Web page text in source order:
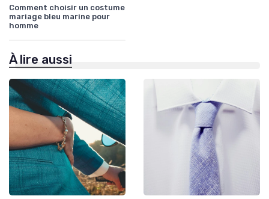
Comment choisir un costume
mariage bleu marine pour
homme
À lire aussi